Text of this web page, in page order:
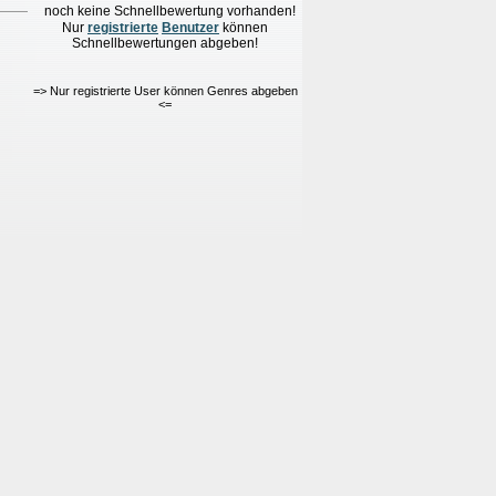
noch keine Schnellbewertung vorhanden!
Nur registrierte Benutzer können
Schnellbewertungen abgeben!
=> Nur registrierte User können Genres abgeben
<=